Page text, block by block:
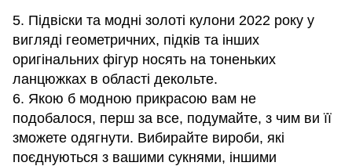
5. Підвіски та модні золоті кулони 2022 року у
вигляді геометричних, підків та інших
оригінальних фігур носять на тоненьких
ланцюжках в області декольте.
6. Якою б модною прикрасою вам не
подобалося, перш за все, подумайте, з чим ви її
зможете одягнути. Вибирайте вироби, які
поєднуються з вашими сукнями, іншими